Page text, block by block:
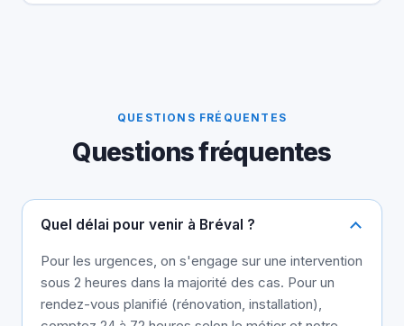
QUESTIONS FRÉQUENTES
Questions fréquentes
Quel délai pour venir à Bréval ?
Pour les urgences, on s'engage sur une intervention
sous 2 heures dans la majorité des cas. Pour un
rendez-vous planifié (rénovation, installation),